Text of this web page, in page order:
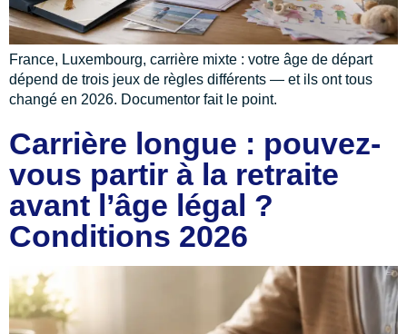
France, Luxembourg, carrière mixte : votre âge de départ
dépend de trois jeux de règles différents — et ils ont tous
changé en 2026. Documentor fait le point.
Carrière longue : pouvez-
vous partir à la retraite
avant l’âge légal ?
Conditions 2026